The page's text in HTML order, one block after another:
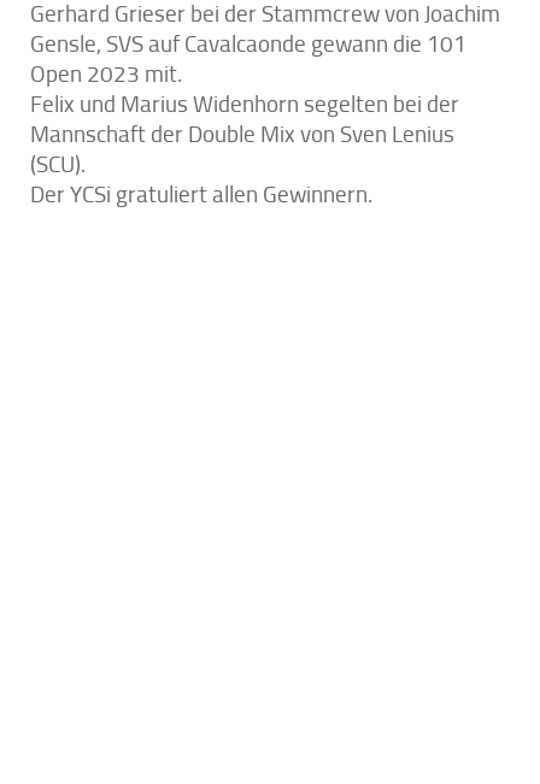
Gerhard Grieser bei der Stammcrew von Joachim
Gensle, SVS auf Cavalcaonde gewann die 101
Open 2023 mit.
Felix und Marius Widenhorn segelten bei der
Mannschaft der Double Mix von Sven Lenius
(SCU).
Der YCSi gratuliert allen Gewinnern.